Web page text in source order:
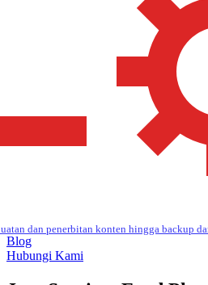
dan penerbitan konten hingga backup
Blog
Hubungi Kami